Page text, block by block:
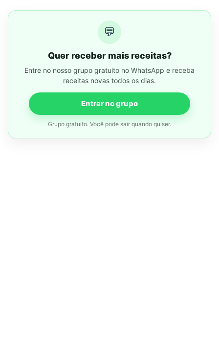
💬
Quer receber mais receitas?
Entre no nosso grupo gratuito no WhatsApp e receba
receitas novas todos os dias.
Entrar no grupo
Grupo gratuito. Você pode sair quando quiser.